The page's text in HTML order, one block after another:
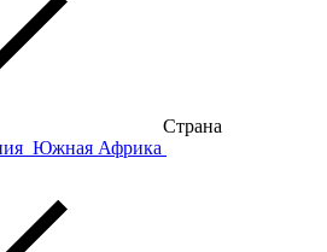
Страна
Южная Африка